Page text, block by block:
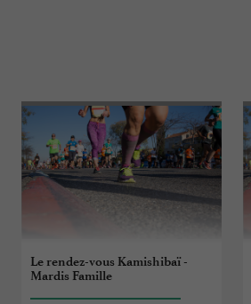
Le rendez-vous Kamishibaï -
Mardis Famille